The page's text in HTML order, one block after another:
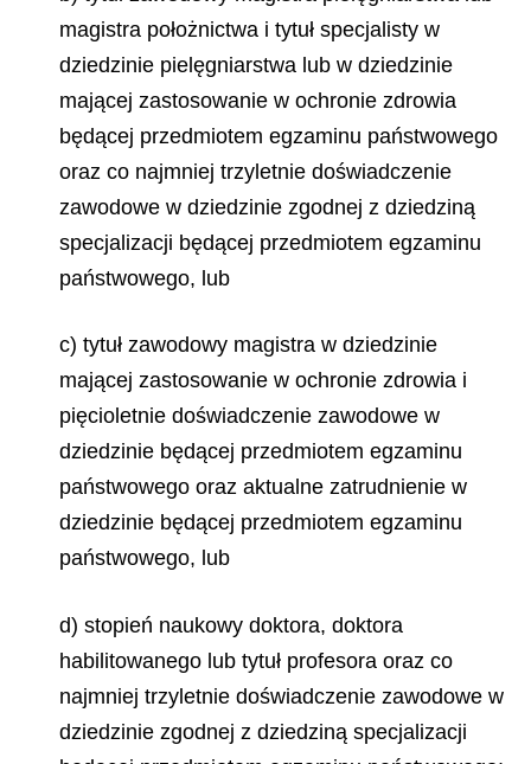
magistra położnictwa i tytuł specjalisty w
dziedzinie pielęgniarstwa lub w dziedzinie
mającej zastosowanie w ochronie zdrowia
będącej przedmiotem egzaminu państwowego
oraz co najmniej trzyletnie doświadczenie
zawodowe w dziedzinie zgodnej z dziedziną
specjalizacji będącej przedmiotem egzaminu
państwowego, lub
c) tytuł zawodowy magistra w dziedzinie
mającej zastosowanie w ochronie zdrowia i
pięcioletnie doświadczenie zawodowe w
dziedzinie będącej przedmiotem egzaminu
państwowego oraz aktualne zatrudnienie w
dziedzinie będącej przedmiotem egzaminu
państwowego, lub
d) stopień naukowy doktora, doktora
habilitowanego lub tytuł profesora oraz co
najmniej trzyletnie doświadczenie zawodowe w
dziedzinie zgodnej z dziedziną specjalizacji